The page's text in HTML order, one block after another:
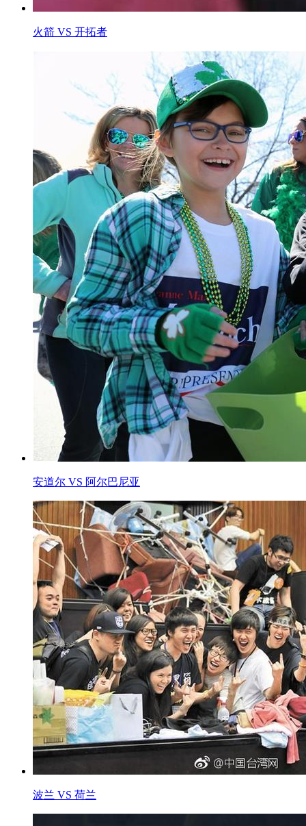
火箭 VS 开拓者
安道尔 VS 阿尔巴尼亚
波兰 VS 荷兰